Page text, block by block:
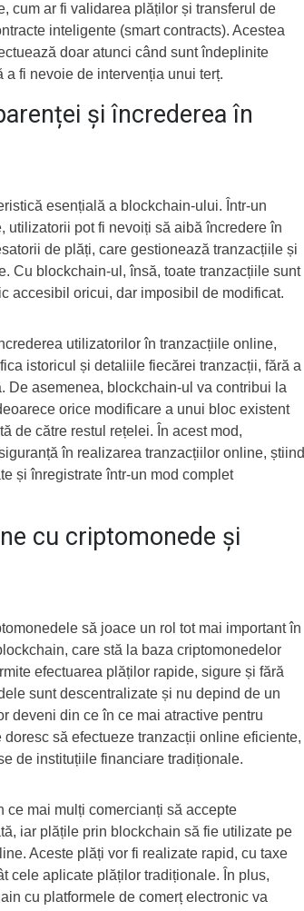
cum ar fi validarea plăților și transferul de
inteligente (smart contracts). Acestea
doar atunci când sunt îndeplinite
fi nevoie de intervenția unui terț.
și încrederea în
esențială a blockchain-ului. Într-un
utilizatorii pot fi nevoiți să aibă încredere în
de plăți, care gestionează tranzacțiile și
Cu blockchain-ul, însă, toate tranzacțiile sunt
accesibil oricui, dar imposibil de modificat.
utilizatorilor în tranzacțiile online,
istoricul și detaliile fiecărei tranzacții, fără a
De asemenea, blockchain-ul va contribui la
orice modificare a unui bloc existent
de către restul rețelei. În acest mod,
în realizarea tranzacțiilor online, știind
și înregistrate într-un mod complet
cu criptomonede și
să joace un rol tot mai important în
care stă la baza criptomonedelor
efectuarea plăților rapide, sigure și fără
sunt descentralizate și nu depind de un
deveni din ce în ce mai atractive pentru
să efectueze tranzacții online eficiente,
de instituțiile financiare tradiționale.
ce mai mulți comercianți să accepte
iar plățile prin blockchain să fie utilizate pe
Aceste plăți vor fi realizate rapid, cu taxe
cele aplicate plăților tradiționale. În plus,
cu platformele de comerț electronic va